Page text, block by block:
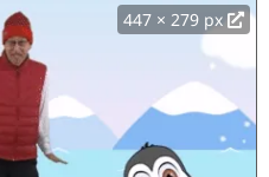
447 × 279 px